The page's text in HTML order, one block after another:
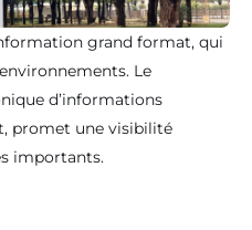
grand format, qui
Le
d’informations
promet une visibilité
importants.